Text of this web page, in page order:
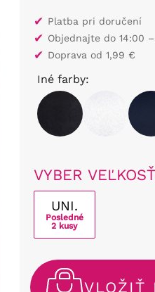
✔ Platba pri doručení
✔ Objednajte do 14:00
✔ Doprava od 1,99 €
Iné farby:
VYBER
UNI.
Posledné
2 kusy
VLOŽIŤ